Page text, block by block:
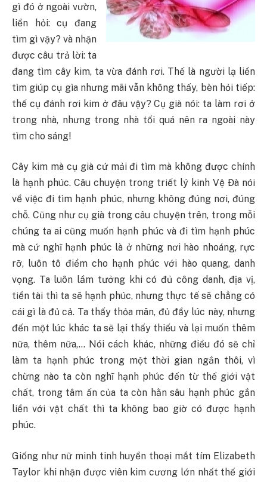
gì đó ở ngoài vườn,
liền hỏi: cụ đang
tìm gì vậy? và nhận
được câu trả lời: ta
đang tìm cây kim, ta vừa đánh rơi. Thế là người lạ liền
tìm giúp cụ gìa nhưng mãi vẫn không thấy, bèn hỏi tiếp:
thế cụ đánh rơi kim ở đâu vậy? Cụ già nói: ta làm rơi ở
trong nhà, nhưng trong nhà tối quá nên ra ngoài này
tìm cho sáng!
Cây kim mà cụ già cứ mải đi tìm mà không được chính
là hạnh phúc. Câu chuyện trong triết lý kinh Vệ Đà nói
về việc đi tìm hạnh phúc, nhưng không đúng nơi, đúng
chỗ. Cũng như cụ già trong câu chuyện trên, trong mỗi
chúng ta ai cũng muốn hạnh phúc và đi tìm hạnh phúc
mà cứ nghĩ hạnh phúc là ở những nơi hào nhoáng, rực
rỡ, luôn tô điểm cho hạnh phúc với hào quang, danh
vọng. Ta luôn lầm tưởng khi có đủ công danh, địa vị,
tiền tài thì ta sẽ hạnh phúc, nhưng thực tế sẽ chẳng có
cái gì là đủ cả. Ta thấy thỏa mãn, đủ đầy lúc này, nhưng
đến một lúc khác ta sẽ lại thấy thiếu và lại muốn thêm
nữa, thêm nữa,… Nói cách khác, những điều đó sẽ chỉ
làm ta hạnh phúc trong một thời gian ngắn thôi, vì
chừng nào ta còn nghĩ hạnh phúc đến từ thế giới vật
chất, trong tâm ấn của ta còn hằn sâu hạnh phúc gắn
liền với vật chất thì ta không bao giờ có được hạnh
phúc.
Giống như nữ minh tinh huyền thoại mắt tím Elizabeth
Taylor khi nhận được viên kim cương lớn nhất thế giới